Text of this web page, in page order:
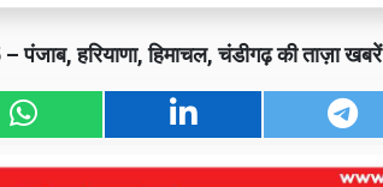
हरियाणा, हिमाचल, चंडीगढ़ की ताज़ा खबरें